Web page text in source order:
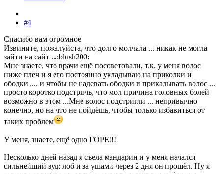
#4
Спасибо вам огромное.
Извините, пожалуйста, что долго молчала ... никак не могла
зайти на сайт ...:blush200:
Мне знаете, что врачи ещё посоветовали, т.к. у меня волос
ниже плеч и я его постоянно укладываю на приколки и
ободки .... и чтобы не надевать ободки и прикалывать волос ...
просто коротко подстричь, что мол причина головных болей
возможно в этом ...Мне волос подстригли ... непривычно
конечно, но на что не пойдёшь, чтобы только избавиться от
таких проблем
У меня, знаете, ещё одно ГОРЕ!!!
Несколько дней назад я съела мандарин и у меня начался
сильнейший зуд: лоб и за ушами через 2 дня он прошёл. Ну я